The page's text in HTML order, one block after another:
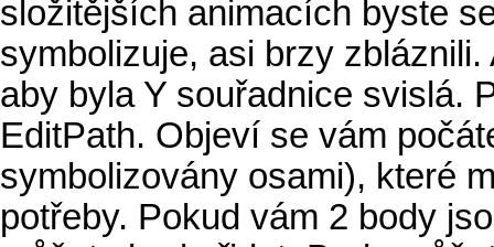
složitějších animacích byste
symbolizuje, asi brzy
aby byla Y souřadnice svislá.
EditPath. Objeví se vám
symbolizovány osami), které
potřeby. Pokud vám 2 body